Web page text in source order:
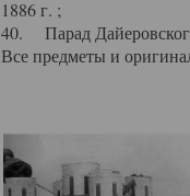
1886 г. ;
40. Парад
Все предметы и